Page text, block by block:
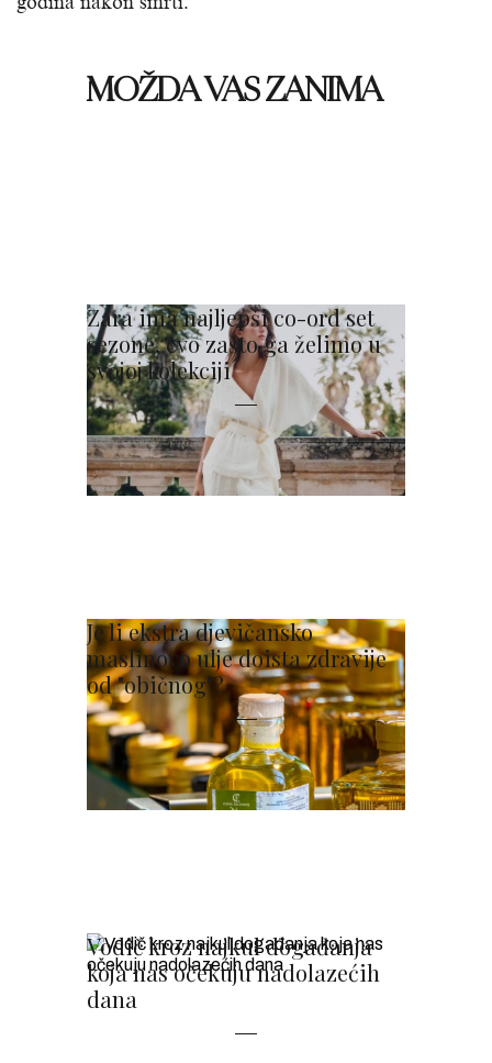
MOŽDA VAS ZANIMA
Zara ima najljepši co-ord set
sezone, evo zašto ga želimo u
svojoj kolekciji
Je li ekstra djevičansko
maslinovo ulje doista zdravije
od "običnog"?
Vodič kroz najkul događanja
koja nas očekuju nadolazećih
dana